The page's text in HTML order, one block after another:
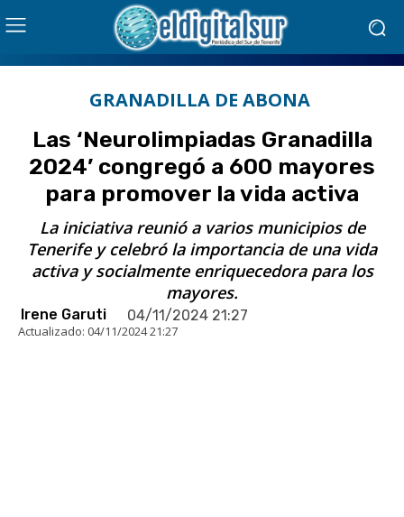
GRANADILLA DE ABONA
Las ‘Neurolimpiadas Granadilla
2024’ congregó a 600 mayores
para promover la vida activa
La iniciativa reunió a varios municipios de
Tenerife y celebró la importancia de una vida
activa y socialmente enriquecedora para los
mayores.
Irene Garuti 04/11/2024 21:27
Actualizado: 04/11/2024 21:27